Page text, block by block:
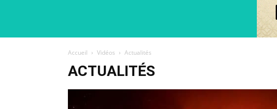
Accueil Vidéos Actualités
ACTUALITÉS